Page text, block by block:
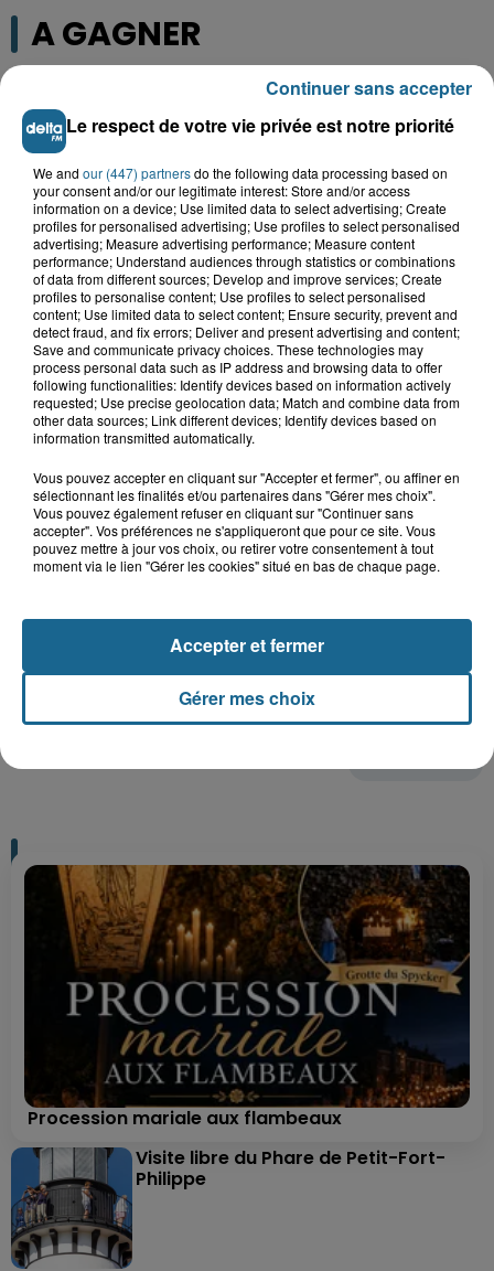
A GAGNER
Grand jeu de l'été : les cabines de plages
Gagnez vos entrées pour Dennlys
Parc
Gagnez vos entrées pour le parc
Bagatelle
Gagnez vos entrées pour Plopsaland
Procession mariale aux flambeaux
Visite libre du Phare de Petit-Fort-
Philippe
Le respect de votre vie privée est notre priorité
We and our (447) partnersdo the following data processing based on
your consent and/or our legitimate interest: Store and/or access
information on a device; Use limited data to select advertising; Create
profiles for personalised advertising; Use profiles to select personalised
advertising; Measure advertising performance; Measure content
performance; Understand audiences through statistics or combinations
of data from different sources; Develop and improve services; Create
profiles to personalise content; Use profiles to select personalised
content; Use limited data to select content; Ensure security, prevent and
detect fraud, and fix errors; Deliver and present advertising and content;
Save and communicate privacy choices. These technologies may
process personal data such as IP address and browsing data to offer
following functionalities: Identify devices based on information actively
requested; Use precise geolocation data; Match and combine data from
other data sources; Link different devices; Identify devices based on
information transmitted automatically.
Vous pouvez accepter en cliquant sur "Accepter et fermer", ou affiner en
sélectionnant les finalités et/ou partenaires dans "Gérer mes choix".
Vous pouvez également refuser en cliquant sur "Continuer sans
accepter". Vos préférences ne s'appliqueront que pour ce site. Vous
pouvez mettre à jour vos choix, ou retirer votre consentement à tout
moment via le lien "Gérer les cookies" situé en bas de chaque page.
Gérer mes choix
Accepter et fermer
Continuer sans accepter